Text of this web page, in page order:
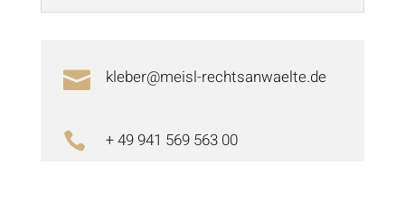
 kleber@meisl-rechtsanwaelte.de
 + 49 941 569 563 00